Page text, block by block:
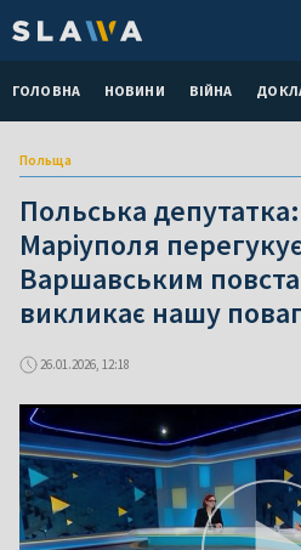
ГОЛОВНА НОВИНИ ВІЙНА
Польща
Польська
Маріуполя
Варшавським
викликає нашу
26.01.2026, 12:18